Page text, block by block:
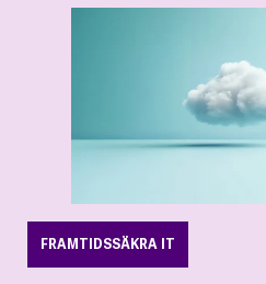
FRAMTIDSSÄKRA IT